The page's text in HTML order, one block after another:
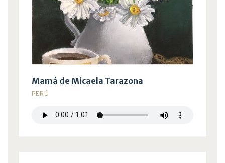
Mamá de Micaela Tarazona
PERÚ